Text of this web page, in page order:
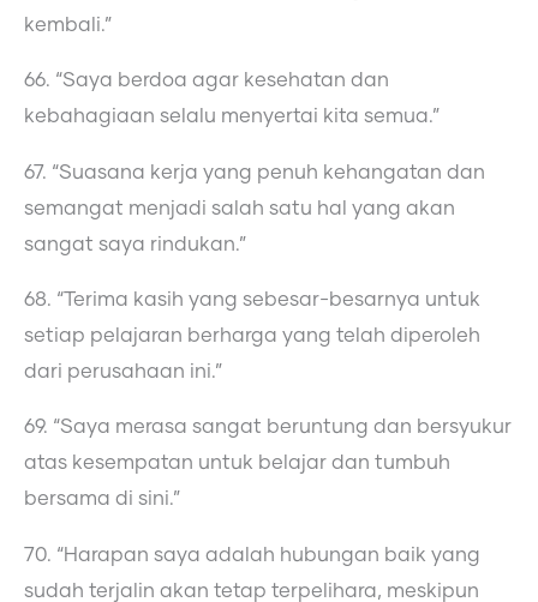
kembali.”
66. “Saya berdoa agar kesehatan dan
kebahagiaan selalu menyertai kita semua.”
67. “Suasana kerja yang penuh kehangatan dan
semangat menjadi salah satu hal yang akan
sangat saya rindukan.”
68. “Terima kasih yang sebesar-besarnya untuk
setiap pelajaran berharga yang telah diperoleh
dari perusahaan ini.”
69. “Saya merasa sangat beruntung dan bersyukur
atas kesempatan untuk belajar dan tumbuh
bersama di sini.”
70. “Harapan saya adalah hubungan baik yang
sudah terjalin akan tetap terpelihara, meskipun